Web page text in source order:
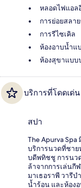
หลอดไฟแอล
การย่อยสลา
การรีไซเคิล
ห้องอาบน้ำแ
ห้องสุขาแบบ
บริการที่โดดเด่น
สปา
The Apurva
บริการนวดที่ชาย
บดีพทิชชู การนว
ล้าจากการเล่นกี
มาเธอราพี วารี
น้ำร้อน และห้อง